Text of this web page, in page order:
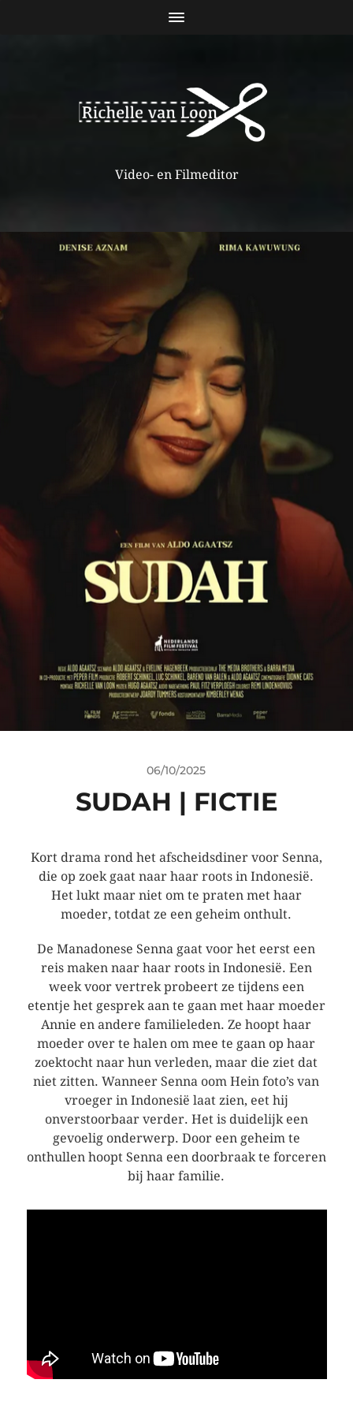
Video- en Filmeditor
06/10/2025
SUDAH | FICTIE
Kort drama rond het afscheidsdiner voor Senna,
die op zoek gaat naar haar roots in Indonesië.
Het lukt maar niet om te praten met haar
moeder, totdat ze een geheim onthult.
De Manadonese Senna gaat voor het eerst een
reis maken naar haar roots in Indonesië. Een
week voor vertrek probeert ze tijdens een
etentje het gesprek aan te gaan met haar moeder
Annie en andere familieleden. Ze hoopt haar
moeder over te halen om mee te gaan op haar
zoektocht naar hun verleden, maar die ziet dat
niet zitten. Wanneer Senna oom Hein foto’s van
vroeger in Indonesië laat zien, eet hij
onverstoorbaar verder. Het is duidelijk een
gevoelig onderwerp. Door een geheim te
onthullen hoopt Senna een doorbraak te forceren
bij haar familie.